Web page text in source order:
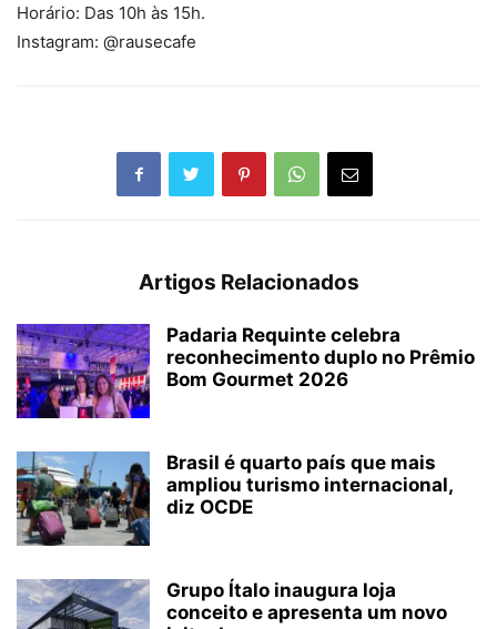
Horário: Das 10h às 15h.
Instagram: @rausecafe
Artigos Relacionados
Padaria Requinte celebra
reconhecimento duplo no Prêmio
Bom Gourmet 2026
Brasil é quarto país que mais
ampliou turismo internacional,
diz OCDE
Grupo Ítalo inaugura loja
conceito e apresenta um novo